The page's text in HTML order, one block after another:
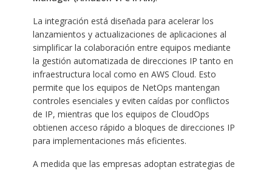
La integración está diseñada para acelerar los
lanzamientos y actualizaciones de aplicaciones al
simplificar la colaboración entre equipos mediante
la gestión automatizada de direcciones IP tanto en
infraestructura local como en AWS Cloud. Esto
permite que los equipos de NetOps mantengan
controles esenciales y eviten caídas por conflictos
de IP, mientras que los equipos de CloudOps
obtienen acceso rápido a bloques de direcciones IP
para implementaciones más eficientes.
A medida que las empresas adoptan estrategias de